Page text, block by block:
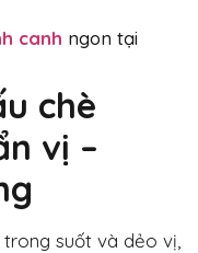
canh ngon tại
chè
vị –
suốt và dẻo vị,